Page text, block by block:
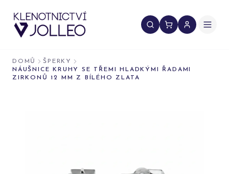
DOMŮ
ŠPERKY
NÁUŠNICE KRUHY SE TŘEMI HLADKÝMI ŘADAMI
ZIRKONŮ 12 MM Z BÍLÉHO ZLATA